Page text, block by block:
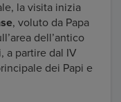
la visita inizia
, voluto da Papa
dell’antico
a partire dal IV
dei Papi e